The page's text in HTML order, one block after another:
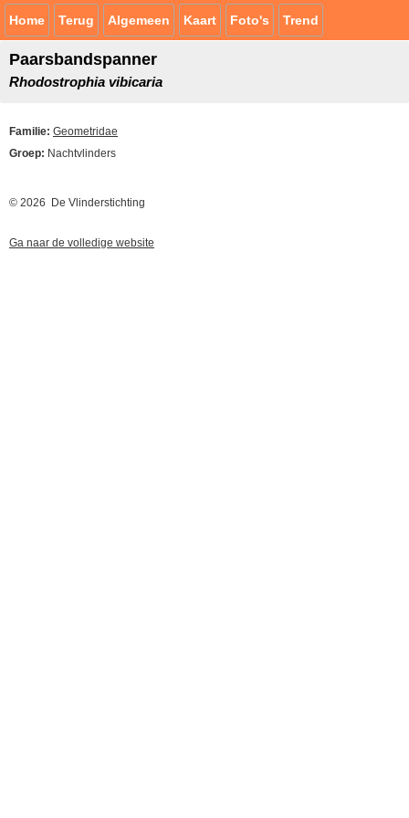
Home Terug Algemeen Kaart Foto's Trend
Paarsbandspanner
Rhodostrophia vibicaria
Familie: Geometridae
Groep: Nachtvlinders
© 2026 De Vlinderstichting
Ga naar de volledige website